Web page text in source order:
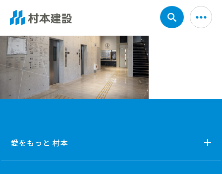
愛をもっと 村本